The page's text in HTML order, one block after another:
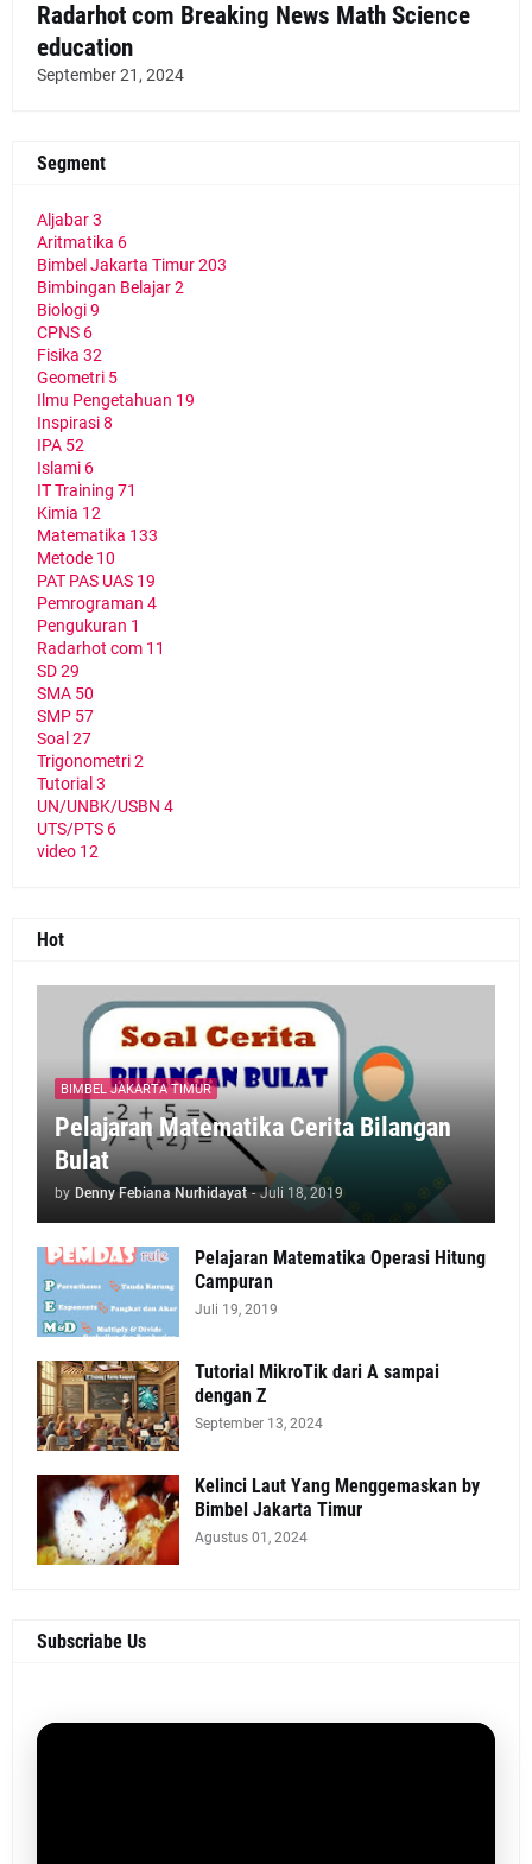
Radarhot com Breaking News Math Science
education
September 21, 2024
Segment
Aljabar3
Aritmatika 6
Bimbel Jakarta Timur203
Bimbingan Belajar2
Biologi9
CPNS 6
Fisika 32
Geometri 5
Ilmu Pengetahuan 19
Inspirasi8
IPA 52
Islami 6
IT Training 71
Kimia 12
Matematika 133
Metode 10
PAT PAS UAS 19
Pemrograman 4
Pengukuran 1
Radarhot com 11
SD29
SMA 50
SMP 57
Soal 27
Trigonometri2
Tutorial 3
UN/UNBK/USBN 4
UTS/PTS 6
video 12
Hot
BIMBEL JAKARTA TIMUR
Pelajaran Matematika Cerita Bilangan
Bulat
by Denny Febiana Nurhidayat - Juli 18, 2019
Pelajaran Matematika Operasi Hitung
Campuran
Juli 19, 2019
Tutorial MikroTik dari A sampai
dengan Z
September 13, 2024
Kelinci Laut Yang Menggemaskan by
Bimbel Jakarta Timur
Agustus 01, 2024
Subscriabe Us